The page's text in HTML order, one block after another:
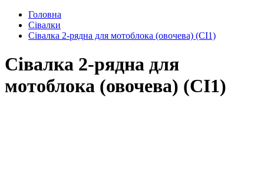
Головна
Сівалки
Сівалка 2-рядна для мотоблока (овочева) (СІ1)
Сівалка 2-рядна для
мотоблока (овочева) (СІ1)